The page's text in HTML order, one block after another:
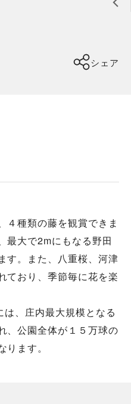
シェア
４種類の藤を観賞できま
最大で2mにもなる野田
す。また、八重桜、河津
ており、季節毎に花を楽
、庄内最大規模となる
、公園全体が１５万球の
ます。